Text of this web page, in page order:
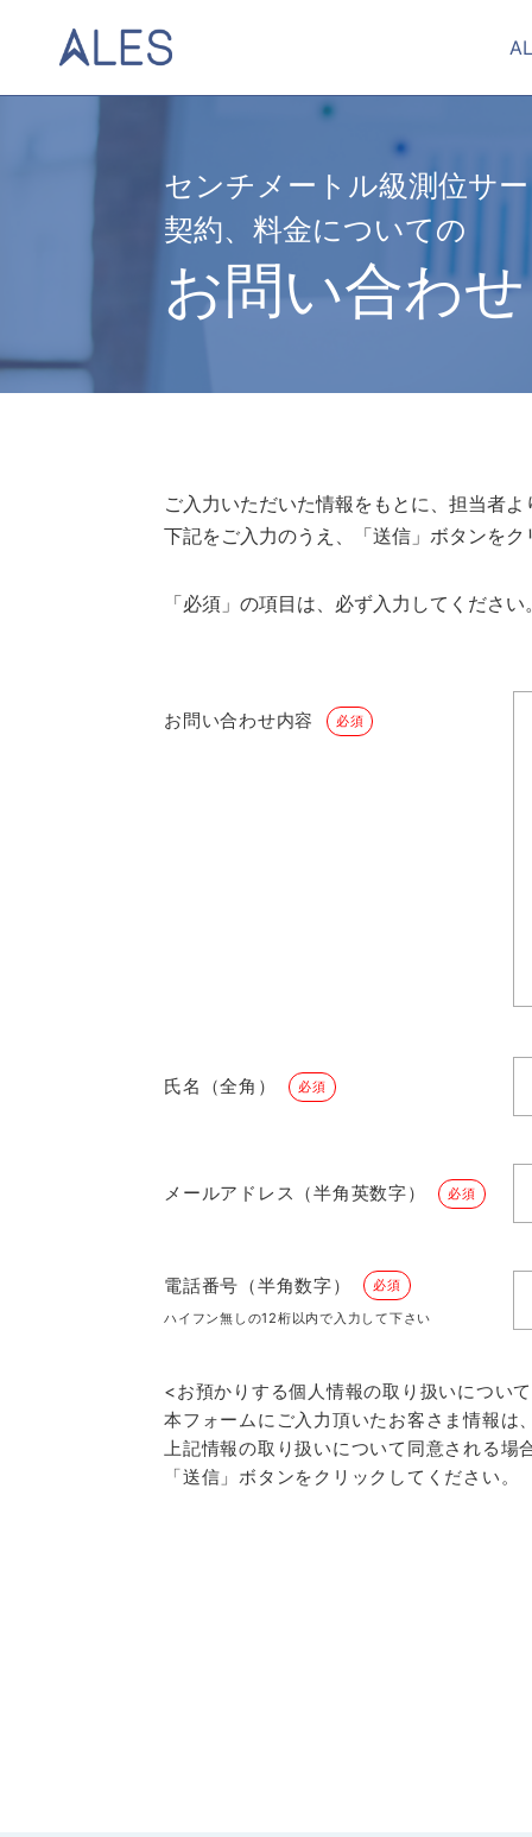
センチメートル級測位サ
契約、料金についての
お問い合わせ
ご入力いただいた情報をもとに、担当者
下記をご入力のうえ、「送信」ボタンを
「必須」の項目は、必ず入力してください
お問い合わせ内容 必須
氏名（全角） 必須
メールアドレス（半角英数字） 必須
電話番号（半角数字） 必須
ハイフン無しの12桁以内で入力して下さい
<お預かりする個人情報の取り扱いについ
本フォームにご入力頂いたお客さま情報は
上記情報の取り扱いについて同意される場
「送信」ボタンをクリックしてください。